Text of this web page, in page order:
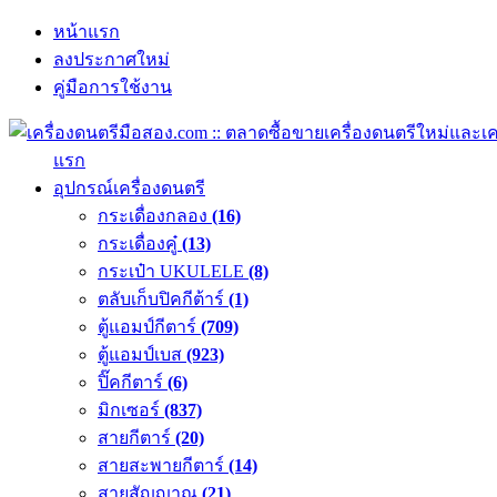
หน้าแรก
ลงประกาศใหม่
คู่มือการใช้งาน
แรก
อุปกรณ์เครื่องดนตรี
กระเดื่องกลอง (16)
กระเดื่องคู๋ (13)
กระเป๋า UKULELE (8)
ตลับเก็บปิคกีต้าร์ (1)
ตู้แอมป์กีตาร์ (709)
ตู้แอมป์เบส (923)
ปิ๊คกีตาร์ (6)
มิกเซอร์ (837)
สายกีตาร์ (20)
สายสะพายกีตาร์ (14)
สายสัญญาณ (21)